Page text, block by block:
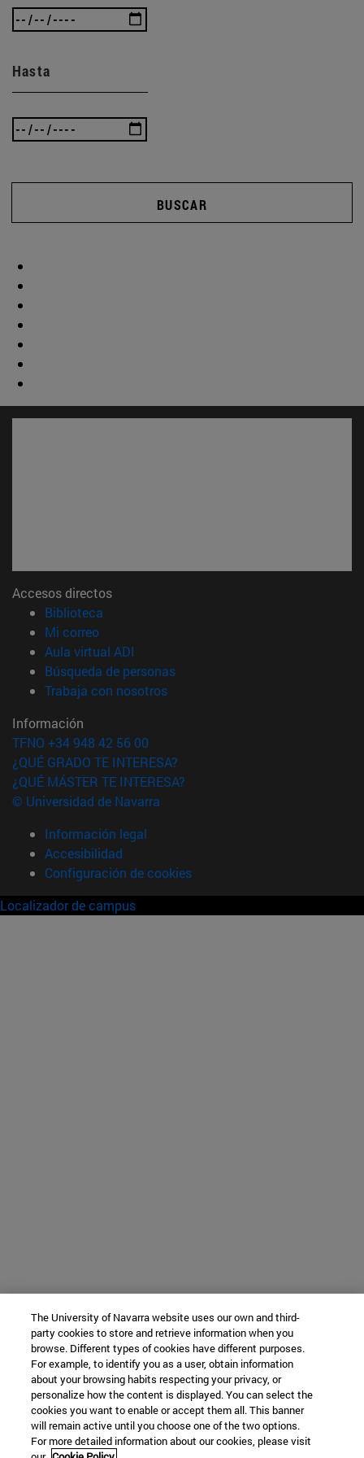
Hasta
BUSCAR
Accesos directos
Biblioteca
Mi correo(abre en nueva ventana)
Aula virtual ADI
Búsqueda de personas(abre en nueva ventana)
Trabaja con nosotros(abre en nueva ventana)
Información
TFNO +34 948 42 56 00
¿QUÉ GRADO TE INTERESA?
¿QUÉ MÁSTER TE INTERESA?
© Universidad de Navarra
Información legal
Accesibilidad
Configuración de cookies
Localizador de campus
The University of Navarra website uses our own and third-
party cookies to store and retrieve information when you
browse. Different types of cookies have different purposes.
For example, to identify you as a user, obtain information
about your browsing habits respecting your privacy, or
personalize how the content is displayed. You can select the
cookies you want to enable or accept them all. This banner
will remain active until you choose one of the two options.
For more detailed information about our cookies, please visit